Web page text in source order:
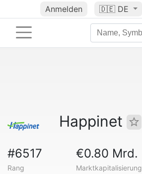
Anmelden 🇩🇪 DE
Happinet
#6517
Rang
€0.80 Mrd.
Marktkapitalisierung